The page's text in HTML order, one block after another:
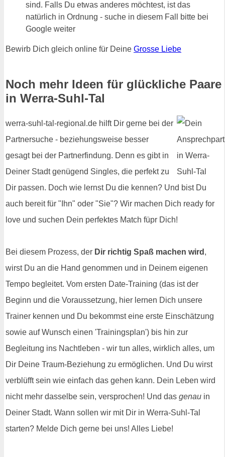
sind. Falls Du etwas anderes möchtest, ist das
natürlich in Ordnung - suche in diesem Fall bitte bei
Google weiter
Bewirb Dich gleich online für Deine Grosse Liebe
Noch mehr Ideen für glückliche Paare
in Werra-Suhl-Tal
werra-suhl-tal-regional.de hilft Dir gerne bei der
Partnersuche - beziehungsweise besser
gesagt bei der Partnerfindung. Denn es gibt in
Deiner Stadt genügend Singles, die perfekt zu
Dir passen. Doch wie lernst Du die kennen? Und bist Du
auch bereit für "Ihn" oder "Sie"? Wir machen Dich ready for
love und suchen Dein perfektes Match füpr Dich!
Bei diesem Prozess, der Dir richtig Spaß machen wird ,
wirst Du an die Hand genommen und in Deinem eigenen
Tempo begleitet. Vom ersten Date-Training (das ist der
Beginn und die Voraussetzung, hier lernen Dich unsere
Trainer kennen und Du bekommst eine erste Einschätzung
sowie auf Wunsch einen 'Trainingsplan') bis hin zur
Begleitung ins Nachtleben - wir tun alles, wirklich alles, um
Dir Deine Traum-Beziehung zu ermöglichen. Und Du wirst
verblüfft sein wie einfach das gehen kann. Dein Leben wird
nicht mehr dasselbe sein, versprochen! Und das genau in
Deiner Stadt. Wann sollen wir mit Dir in Werra-Suhl-Tal
starten? Melde Dich gerne bei uns! Alles Liebe!